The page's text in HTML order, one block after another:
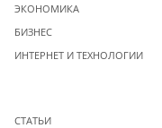
ЭКОНОМИКА
БИЗНЕС
ИНТЕРНЕТ И ТЕХНОЛОГИИ
СТАТЬИ